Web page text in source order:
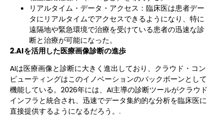
リアルタイム・データ・アクセス：臨床医は患者デー
タにリアルタイムでアクセスできるようになり、特に
遠隔地や緊急環境で治療を受けている患者の迅速な診
断と治療が可能になった。
2.AIを活用した医療画像診断の進歩
AIは医療画像と診断に大きく進出しており、クラウド・コン
ピューティングはこのイノベーションのバックボーンとして
機能している。2026年には、AI主導の診断ツールがクラウド
インフラと統合され、迅速でデータ集約的な分析を臨床医に
直接提供するようになるだろう。.